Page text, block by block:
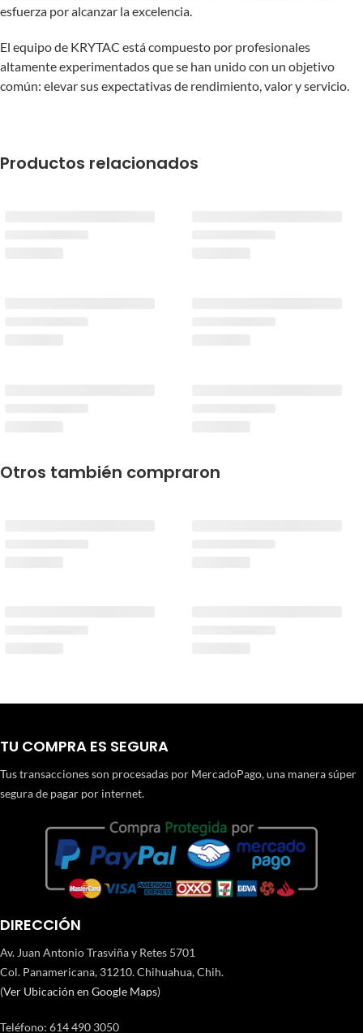
esfuerza por alcanzar la excelencia.
El equipo de KRYTAC está compuesto por profesionales
altamente experimentados que se han unido con un objetivo
común: elevar sus expectativas de rendimiento, valor y servicio.
Productos relacionados
Otros también compraron
TU COMPRA ES SEGURA
Tus transacciones son procesadas por MercadoPago, una manera súper
segura de pagar por internet.
DIRECCIÓN
Av. Juan Antonio Trasviña y Retes 5701
Col. Panamericana, 31210. Chihuahua, Chih.
(Ver Ubicación en Google Maps)
Teléfono: 614 490 3050